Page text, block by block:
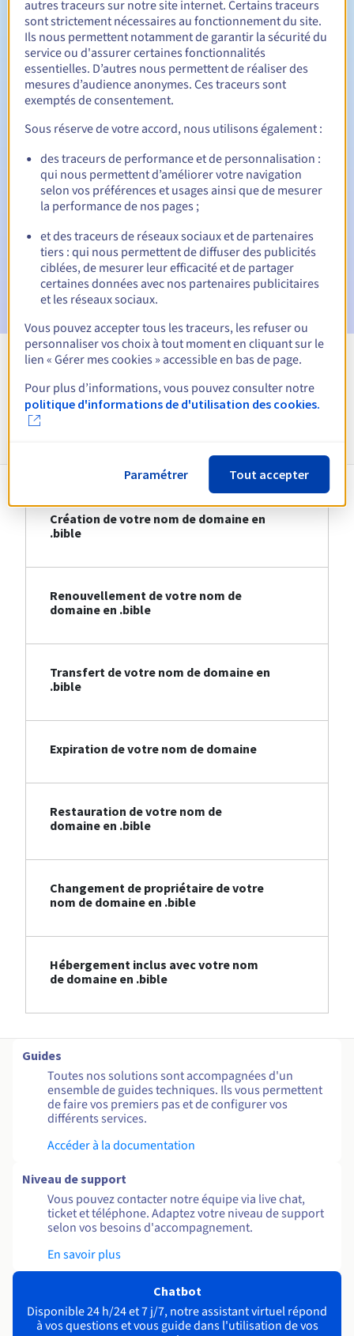
Durée de renouvellement Entre 1 et 10 ans
Période de rédemption
Notifications automatiques :
Emails d'avertissement :60, 30, 15, 7 et 3 jours avant la
date d'échéance
suspension du nom de domaine
E-mail après la Redemption Grace Periodpour
notification de la suppression du nom de domaine
Création de votre nom de domaine en
.bible
Renouvellement de votre nom de
domaine en .bible
Transfert de votre nom de domaine en
.bible
Expiration de votre nom de domaine
Restauration de votre nom de
domaine en .bible
Changement de propriétaire de votre
nom de domaine en .bible
Hébergement inclus avec votre nom
de domaine en .bible
Guides
Toutes nos solutions sont accompagnées d'un
ensemble de guides techniques. Ils vous permettent
de faire vos premiers pas et de configurer vos
différents services.
Accéder à la documentation
Niveau de support
Vous pouvez contacter notre équipe via live chat,
ticket et téléphone. Adaptez votre niveau de support
selon vos besoins d'accompagnement.
En savoir plus
Chatbot
Disponible 24 h/24 et 7 j/7, notre assistant virtuel répond
à vos questions et vous guide dans l'utilisation de vos
autres traceurs sur notre site internet. Certains traceurs
sont strictement nécessaires au fonctionnement du site.
Ils nous permettent notamment de garantir la sécurité du
service ou d'assurer certaines fonctionnalités
essentielles. D’autres nous permettent de réaliser des
mesures d’audience anonymes. Ces traceurs sont
exemptés de consentement.
Sous réserve de votre accord, nous utilisons également :
des traceurs de performance et de personnalisation :
qui nous permettent d’améliorer votre navigation
selon vos préférences et usages ainsi que de mesurer
la performance de nos pages ;
et des traceurs de réseaux sociaux et de partenaires
tiers : qui nous permettent de diffuser des publicités
ciblées, de mesurer leur efficacité et de partager
certaines données avec nos partenaires publicitaires
et les réseaux sociaux.
Vous pouvez accepter tous les traceurs, les refuser ou
personnaliser vos choix à tout moment en cliquant sur le
lien « Gérer mes cookies » accessible en bas de page.
Pour plus d’informations, vous pouvez consulter notre
politique d'informations de d'utilisation des cookies.
Paramétrer Tout accepter